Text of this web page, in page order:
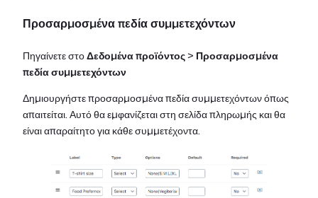
Προσαρμοσμένα πεδία συμμετεχόντων
Πηγαίνετε στοΔεδομένα προϊόντος> Προσαρμοσμένα
πεδία συμμετεχόντων
Δημιουργήστε προσαρμοσμένα πεδία συμμετεχόντων όπως
απαιτείται. Αυτό θα εμφανίζεται στη σελίδα πληρωμής και θα
είναι απαραίτητο για κάθε συμμετέχοντα.